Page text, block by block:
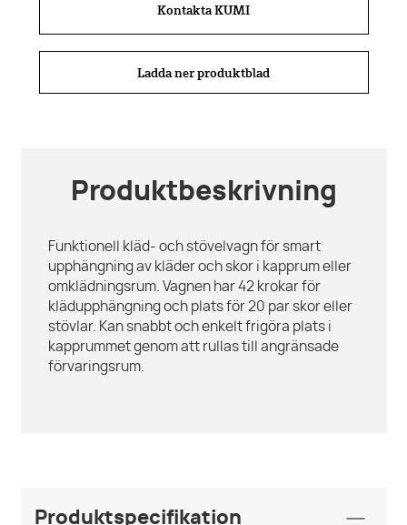
Kontakta KUMI
Ladda ner produktblad
Produktbeskrivning
Funktionell kläd- och stövelvagn för smart
upphängning av kläder och skor i kapprum eller
omklädningsrum. Vagnen har 42 krokar för
klädupphängning och plats för 20 par skor eller
stövlar. Kan snabbt och enkelt frigöra plats i
kapprummet genom att rullas till angränsade
förvaringsrum.
Produktspecifikation